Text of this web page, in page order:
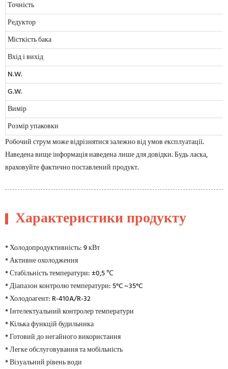
Точність
Редуктор
Місткість бака
Вхід і вихід
N.W.
G.W.
Вимір
Розмір упаковки
Робочий струм може відрізнятися залежно від умов експлуатації.
Наведена вище інформація наведена лише для довідки. Будь ласка,
враховуйте фактично поставлений продукт.
Характеристики продукту
* Холодопродуктивність: 9 кВт
* Активне охолодження
* Стабільність температури: ±0,5 ℃
* Діапазон контролю температури: 5°C ~35°C
* Холодоагент: R-410A/R-32
* Інтелектуальний контролер температури
* Кілька функцій будильника
* Готовий до негайного використання
* Легке обслуговування та мобільність
* Візуальний рівень води